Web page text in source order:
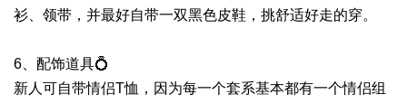
衫、领带，并最好自带一双黑色皮鞋，挑舒适好走的穿。
6、配饰道具💍
新人可自带情侣T恤，因为每一个套系基本都有一个情侣组